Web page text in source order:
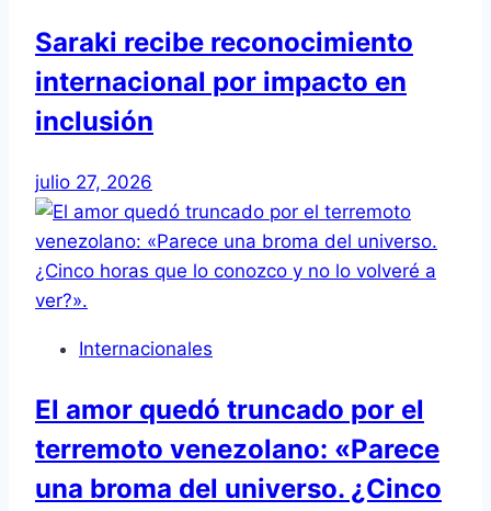
Saraki recibe reconocimiento
internacional por impacto en
inclusión
julio 27, 2026
Internacionales
El amor quedó truncado por el
terremoto venezolano: «Parece
una broma del universo. ¿Cinco